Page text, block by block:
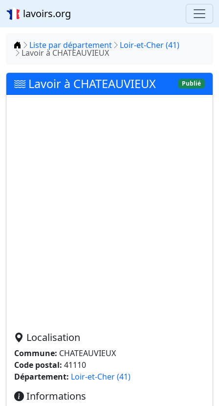
lavoirs.org
Accueil
Liste par département Loir-et-Cher (41)
Lavoir à CHATEAUVIEUX
Lavoir à CHATEAUVIEUX Publié
Localisation
Commune: CHATEAUVIEUX
Code postal: 41110
Département: Loir-et-Cher (41)
Informations